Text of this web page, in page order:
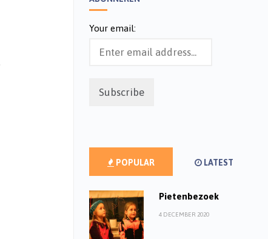
Your email:
POPULAR LATEST
Pietenbezoek
4 DECEMBER 2020